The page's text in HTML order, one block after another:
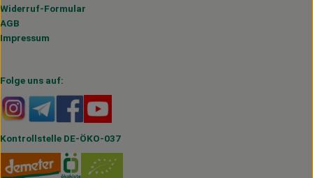
Widerruf-Formular
AGB
Impressum
Folge uns auf:
Externer Link zu https://www.instagram.com/
Externer Link zu https://t.me/s/hofmahlitzsch
Externer Link zu https://www.facebook.com/
Kontrollstelle DE-ÖKO-037